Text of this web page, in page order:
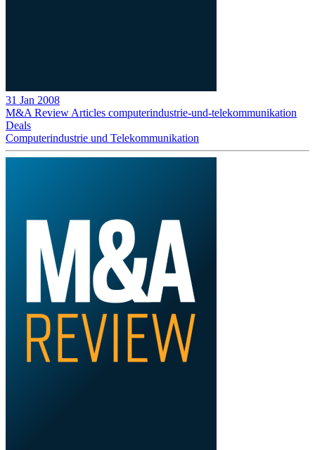
31 Jan 2008
M&A Review Articles computerindustrie-und-telekommunikation
Deals
Computerindustrie und Telekommunikation